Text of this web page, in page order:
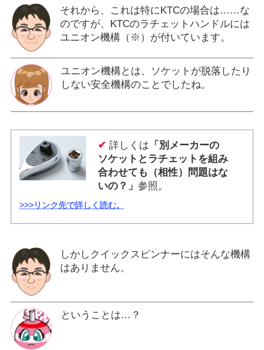
それから、これは特にKTCの場合は……な
のですが、KTCのラチェットハンドルには
ユニオン機構（※）が付いています。
ユニオン機構とは、ソケットが脱落したり
しない安全機構のことでしたね。
✔詳しくは 「別メーカーの
ソケットとラチェットを組み
合わせても（相性）問題はな
いの？」参照。
>>>リンク先で詳しく読む。
しかしクイックスピンナーにはそんな機構
はありません。
ということは…？